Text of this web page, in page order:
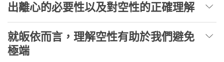
出離心的必要性以及對空性的正確理解
就皈依而言，理解空性有助於我們避免
極端